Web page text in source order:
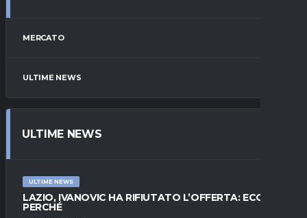
MERCATO
ULTIME NEWS
ULTIME NEWS
ULTIME NEWS
LAZIO, IVANOVIC HA RIFIUTATO L’OFFERTA: ECCO
PERCHÉ